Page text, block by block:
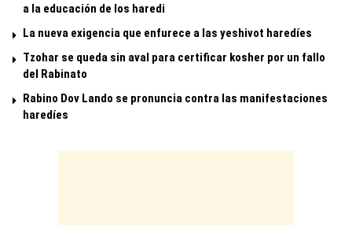
a la educación de los haredi
La nueva exigencia que enfurece a las yeshivot haredíes
Tzohar se queda sin aval para certificar kosher por un fallo
del Rabinato
Rabino Dov Lando se pronuncia contra las manifestaciones
haredíes